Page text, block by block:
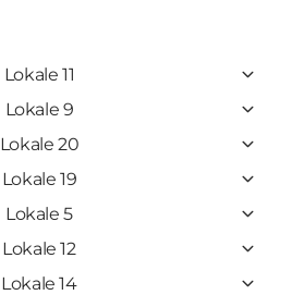
Lokale 11
Lokale 9
Lokale 20
Lokale 19
Lokale 5
Lokale 12
Lokale 14